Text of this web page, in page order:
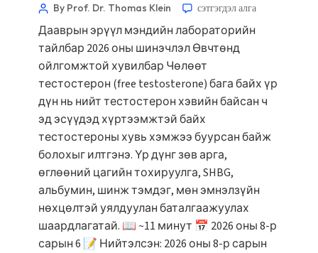
By Prof. Dr. Thomas Klein сэтгэгдэл алга
Дааврын эрүүл мэндийн лабораторийн
тайлбар 2026 оны шинэчлэл Өвчтөнд
ойлгомжтой хувилбар Чөлөөт
тестостерон (free testosterone) бага байх үр
дүн нь нийт тестостерон хэвийн байсан ч
эд эсүүдэд хүртээмжтэй байх
тестостероны хувь хэмжээ буурсан байж
болохыг илтгэнэ. Үр дүнг зөв арга,
өглөөний цагийн тохируулга, SHBG,
альбумин, шинж тэмдэг, мөн эмнэлзүйн
нөхцөлтэй уялдуулан баталгаажуулах
шаардлагатай. 📖 ~11 минут 📅 2026 оны 8-р
сарын 6 📝 Нийтэлсэн: 2026 оны 8-р сарын